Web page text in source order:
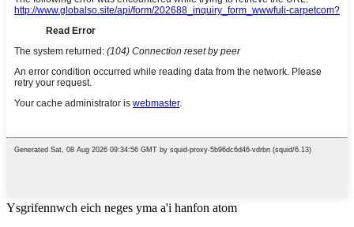
Ysgrifennwch eich neges yma a'i hanfon atom